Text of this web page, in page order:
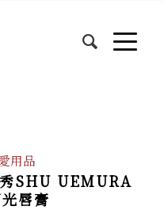
用品
SHU UEMURA
唇膏